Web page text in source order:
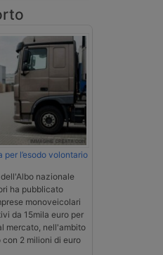
per l’esodo volontario
nazionale
ha pubblicato
monoveicolari
da 15mila euro per
mercato, nell'ambito
2 milioni di euro